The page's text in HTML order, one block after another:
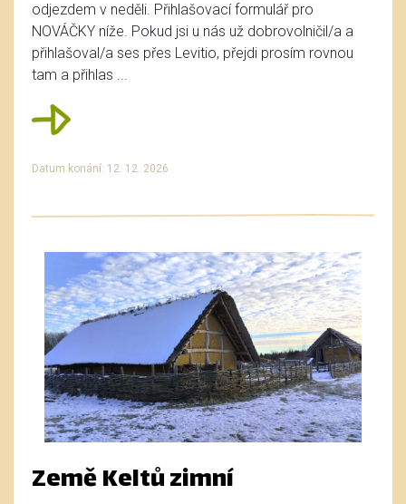
odjezdem v neděli. Přihlašovací formulář pro
NOVÁČKY níže. Pokud jsi u nás už dobrovolničil/a a
přihlašoval/a ses přes Levitio, přejdi prosím rovnou
tam a přihlas ...
Datum konání: 12. 12. 2026
Země Keltů zimní